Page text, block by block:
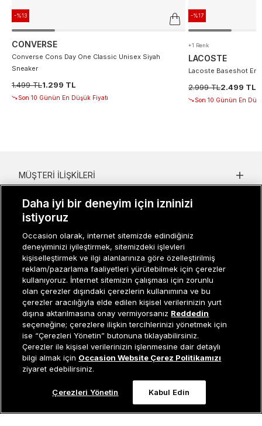
Sepete Ekle
-%13
CONVERSE
Converse Cons Day One Classic Unisex Siyah
Sneaker
1.499 TL1.299 TL
Son 10 Günün En Düşük Fiyatı
-%17
+1 Renk
LACOSTE
Lacoste Baseshot
2.999 TL2.499 TL
Son 10 Günün En
Müşteri İlişkileri0 850 800 01 20
MÜŞTERI İLIŞKILERI
KURUMSAL
KADIN KATEGORILER
GRUP MARKALAR
ERKEK KATEGORILER
Occasion bir EREN PERAKENDE markasıdır. © Eren Holding
Daha iyi bir deneyim için izninizi
istiyoruz
Occasion olarak, internet sitemizde edindiğiniz
deneyiminizi iyileştirmek, sitemizdeki işlevleri
kişiselleştirmek ve ilgi alanlarınıza göre özelleştirilmiş
reklam/pazarlama faaliyetleri yürütebilmek için çerezler
kullanıyoruz. İnternet sitemizin çalışması için zorunlu
olan çerezler dışındaki çerezlerin kullanımına ve bu
çerezler aracılığıyla elde edilen kişisel verilerinizin yurt
dışına aktarılmasına onay vermiyorsanız Reddedin
seçeneğine; çerezlere ilişkin tercihlerinizi yönetmek için
ise “Çerezleri Yönetin” butonuna tıklayabilirsiniz.
Çerezler ile kişisel verilerinizin işlenmesine dair detaylı
bilgi almak için Occasion Website Çerez Politikamızı
ziyaret edebilirsiniz.
Çerezleri Yönetin Kabul Edin